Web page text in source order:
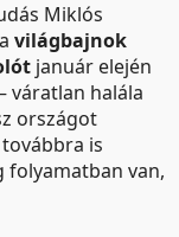
Miklós
világbajnok
január elején
halála
országot
is
folyamatban van,